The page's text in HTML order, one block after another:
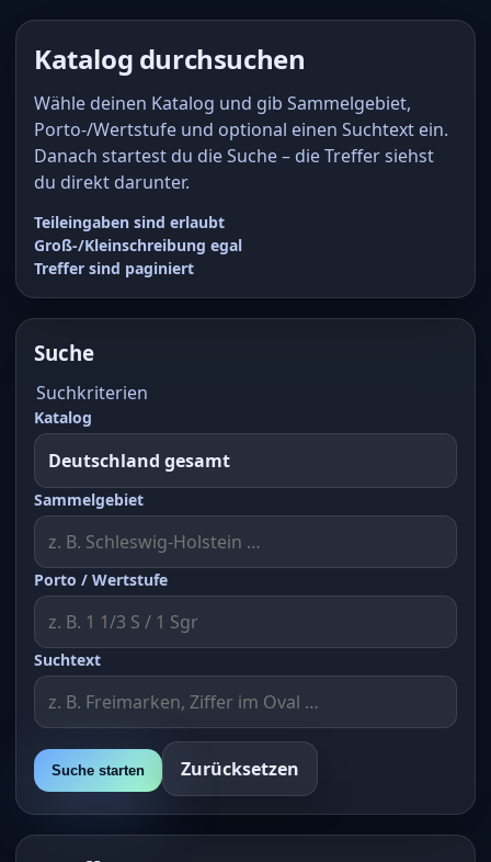
Katalog durchsuchen
Wähle deinen Katalog und gib Sammelgebiet,
Porto-/Wertstufe und optional einen Suchtext ein.
Danach startest du die Suche – die Treffer siehst
du direkt darunter.
Teileingaben sind erlaubt
Groß-/Kleinschreibung egal
Treffer sind paginiert
Suche
Suchkriterien
Katalog
Sammelgebiet
Porto / Wertstufe
Suchtext
Suche starten Zurücksetzen